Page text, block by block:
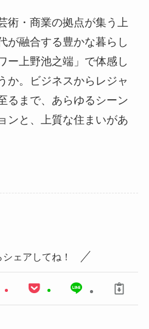
術・商業の拠点が集う上
が融合する豊かな暮らし
ー上野池之端」で体感し
か。ビジネスからレジャ
るまで、あらゆるシーン
ンと、上質な住まいがあ
ェアしてね！